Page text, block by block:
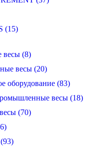
(15)
весы (8)
весы (20)
оборудование (83)
весы (18)
(70)